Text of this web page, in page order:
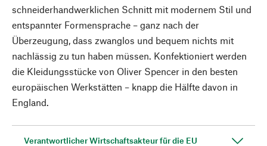
schneiderhandwerklichen Schnitt mit modernem Stil und
entspannter Formensprache – ganz nach der
Überzeugung, dass zwanglos und bequem nichts mit
nachlässig zu tun haben müssen. Konfektioniert werden
die Kleidungsstücke von Oliver Spencer in den besten
europäischen Werkstätten – knapp die Hälfte davon in
England.
Verantwortlicher Wirtschaftsakteur für die EU